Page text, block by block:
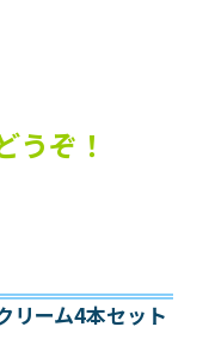
ぞ！
リーム4本セット